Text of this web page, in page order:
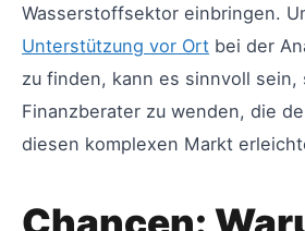
Wasserstoffsektor einbringen.
Unterstützung vor Ort bei der
zu finden, kann es sinnvoll sein,
Finanzberater zu wenden, die
diesen komplexen Markt
Chancen: